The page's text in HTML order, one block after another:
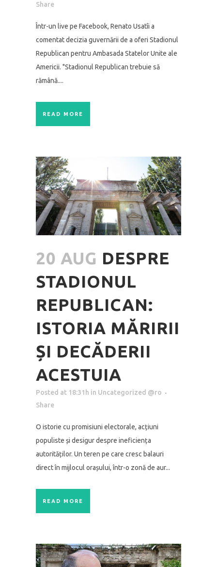
Share
Într-un live pe Facebook, Renato Usatîi a
comentat decizia guvernării de a oferi Stadionul
Republican pentru Ambasada Statelor Unite ale
Americii. "Stadionul Republican trebuie să
rămână....
READ MORE
20 AUG DESPRE
STADIONUL
REPUBLICAN:
ISTORIA MĂRIRII
ȘI DECĂDERII
ACESTUIA
Posted at 18:31h in Uncategorized @ro
Share
O istorie cu promisiuni electorale, acțiuni
populiste și desigur despre ineficiența
autorităților. Un teren pe care cresc balauri
direct în mijlocul orașului, într-o zonă de aur...
READ MORE